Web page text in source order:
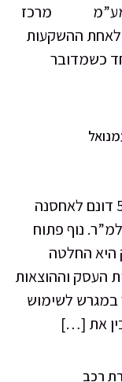
65% עמלת תיווך: 2% +מע”מ מרכז
לאחת ההשקעות
כשמדובר
להשכרה באיזור תעשיה עמנואל מגרש 5 דונם לאחסנה
שכ”ד מבוקש 13 ש”ח למ”ר. נוף פתוח
החלטה
העסק וההוצאות
במגרש לשימוש
את […]